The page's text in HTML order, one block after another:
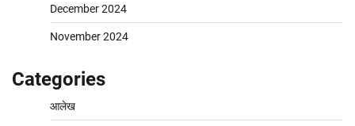
December 2024
November 2024
Categories
आलेख